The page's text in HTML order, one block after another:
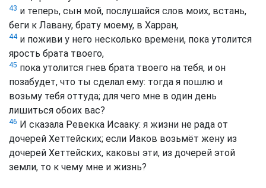
43 и теперь, сын мой, послушайся слов моих, встань,
беги к Лавану, брату моему, в Харран,
44и поживи у него несколько времени, пока утолится
ярость брата твоего,
45 пока утолится гнев брата твоего на тебя, и он
позабудет, что ты сделал ему: тогда я пошлю и
возьму тебя оттуда; для чего мне в один день
лишиться обоих вас?
46 И сказала Ревекка Исааку: я жизни не рада от
дочерей Хеттейских; если Иаков возьмёт жену из
дочерей Хеттейских, каковы эти, из дочерей этой
земли, то к чему мне и жизнь?